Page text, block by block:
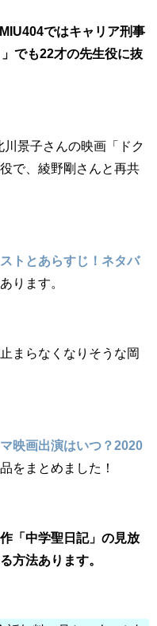
ではキャリア刑事
でも22才の先生役に抜
景子さんの映画「ドク
で、綾野剛さんと再共
トとあらすじ！ネタバ
ります。
まらなくなりそうな岡
映画出演はいつ？2020
をまとめました！
「中学聖日記」の見放
方法あります。